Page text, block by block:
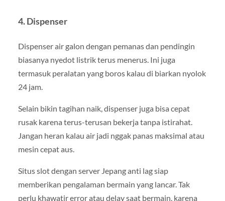
4.Dispenser
Dispenser air galon dengan pemanas dan pendingin
biasanya nyedot listrik terus menerus. Ini juga
termasuk peralatan yang boros kalau di biarkan nyolok
24 jam.
Selain bikin tagihan naik, dispenser juga bisa cepat
rusak karena terus-terusan bekerja tanpa istirahat.
Jangan heran kalau air jadi nggak panas maksimal atau
mesin cepat aus.
Situs slot dengan server Jepang anti lag siap
memberikan pengalaman bermain yang lancar. Tak
perlu khawatir error atau delay saat bermain, karena